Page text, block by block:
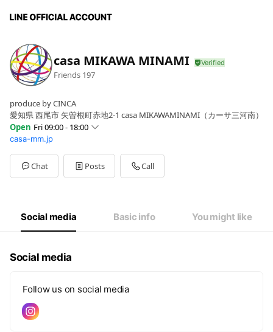
casa MIKAWA MINAMI
Friends 197
produce by CINCA
愛知県 西尾市 矢曽根町赤地2-1 casa MIKAWAMINAMI（カーサ三河南）
Open Fri 09:00 - 18:00
Sun09:00 - 18:00
Mon09:00 - 18:00
TueClosed
WedClosed
09:00 - 18:00
火曜・水曜日定休
casa-mm.jp
Chat Posts Call
Social media Basic info You might like
Social media
Follow us on social media